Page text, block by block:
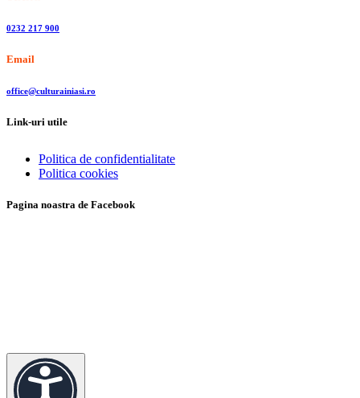
0232 217 900
Email
office@culturainiasi.ro
Link-uri utile
Politica de confidentialitate
Politica cookies
Pagina noastra de Facebook